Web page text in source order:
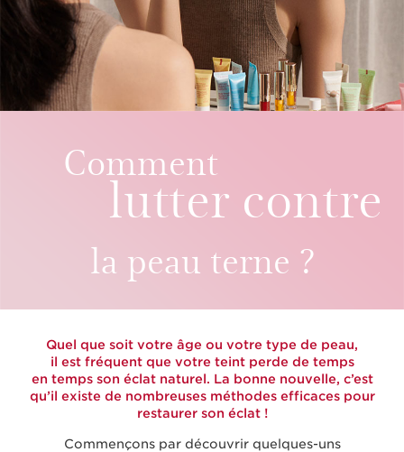
Comment
lutter contre
la peau terne ?
Quel que soit votre âge ou votre type de peau,
il est fréquent que votre teint perde de temps
en temps son éclat naturel. La bonne nouvelle, c’est
qu’il existe de nombreuses méthodes efficaces pour
restaurer son éclat !
Commençons par découvrir quelques-uns